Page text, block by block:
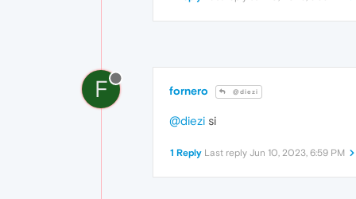
F fornero @diezi
@diezi si
1 Reply Last reply Jun 10, 2023, 6:59 PM